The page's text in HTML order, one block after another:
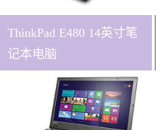
ThinkPad E480 14英寸笔
记本电脑